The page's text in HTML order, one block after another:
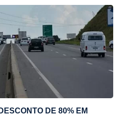
DE 80% EM